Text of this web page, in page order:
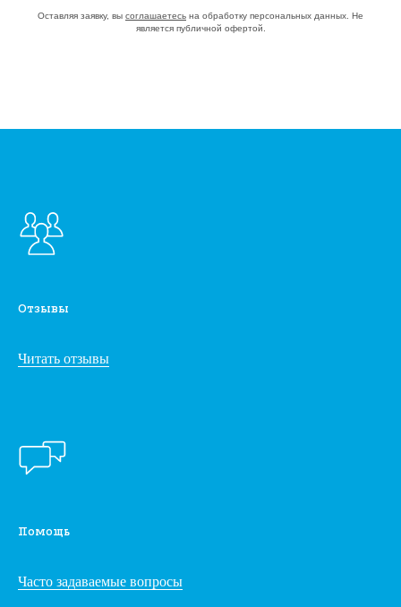
Оставляя заявку, вы соглашаетесь на обработку персональных данных. Не
является публичной офертой.
Отзывы
Читать отзывы
Помощь
Часто задаваемые вопросы